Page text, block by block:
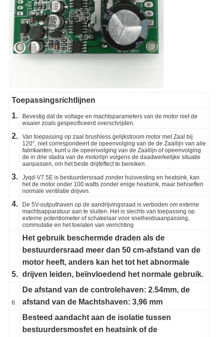
Toepassingsrichtlijnen
1.
Bevestig dat de voltage en machtsparameters van de motor niet de
waaier zoals gespecificeerd overschrijden.
2.
Van toepassing op zaal brushless gelijkstroom motor met Zaal bij
120°, niet correspondeert de opeenvolging van de de Zaallijn van alle
fabrikanten, kunt u de opeenvolging van de Zaallijn of opeenvolging
de in drie stadia van de motorlijn volgens de daadwerkelijke situatie
aanpassen, om het beste drijfeffect te bereiken.
3.
Jyqd-V7.5E is bestuurdersraad zonder huisvesting en heatsink, kan
het de motor onder 100 watts zonder enige heatsink, maar behoeften
normale ventilatie drijven.
4.
De 5V-outputhaven op de aandrijvingsraad is verboden om externe
machtsapparatuur aan te sluiten. Het is slechts van toepassing op
externe potentiometer of schakelaar voor snelheidsaanpassing,
commutatie en het toelaten van verrichting
5.
Het gebruik beschermde draden als de
bestuurdersraad meer dan 50 cm-afstand van de
motor heeft, anders kan het tot het abnormale
drijven leiden, beïnvloedend het normale gebruik.
6.
De afstand van de controlehaven: 2.54mm, de
afstand van de Machtshaven: 3,96 mm
Besteed aandacht aan de isolatie tussen
bestuurdersmosfet en heatsink of de